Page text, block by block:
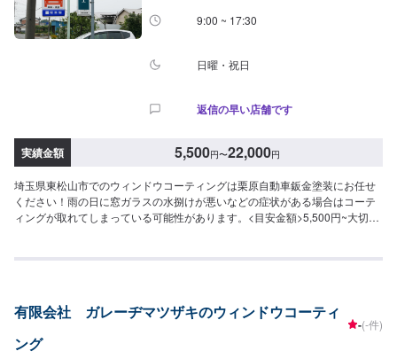
メートルで左手の交差点角に当店があります。入庫の際はお気をつけてお越
しください。駐車スペースは事務所前の空いているスペースに駐車してくだ
案内いたします。【定休日・営業時間】定休日：日曜日、祝日、第二土曜日
9:00 ~ 17:30
日曜・祝日
返信の早い店舗です
実績金額 5,500円〜22,000円
埼玉県東松山市でのウィンドウコーティングは栗原自動車鈑金塗装にお任せ
ください！雨の日に窓ガラスの水捌けが悪いなどの症状がある場合はコーテ
ィングが取れてしまっている可能性があります。<目安金額>5,500円~大切な
金・塗装では、高い技術で満足な仕上がりを常にご提供できるよう研鑽努力
お客様のカーライフを幅広く支えてまいります。オイル交換や車検、タイヤ
交換などの基本的な車のメンテナンスも承っておりますのでお困りの際はお
気軽にご相談ください！
有限会社 ガレーヂマツザキのウィンドウコーティ
ング
-(-件)